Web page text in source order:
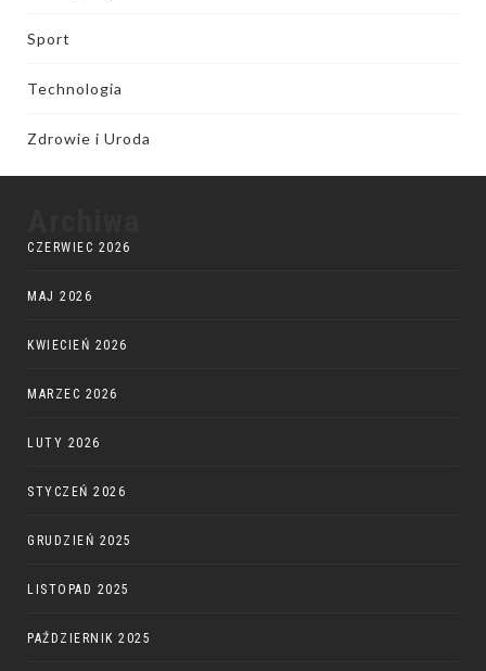
Sport
Technologia
Zdrowie i Uroda
CZERWIEC 2026
MAJ 2026
KWIECIEŃ 2026
MARZEC 2026
LUTY 2026
STYCZEŃ 2026
GRUDZIEŃ 2025
LISTOPAD 2025
PAŹDZIERNIK 2025